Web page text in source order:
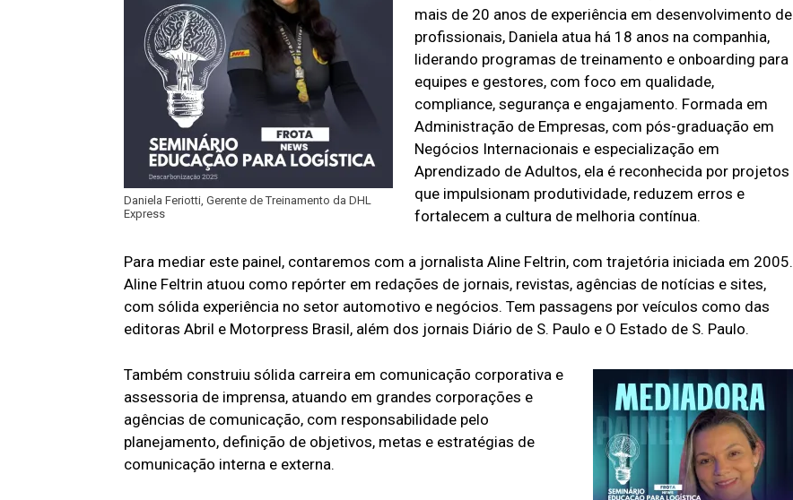
Daniela Feriotti, Gerente de Treinamento da DHL
Express
mais de 20 anos de experiência em desenvolvimento de
profissionais, Daniela atua há 18 anos na companhia,
liderando programas de treinamento e onboarding para
equipes e gestores, com foco em qualidade,
compliance, segurança e engajamento. Formada em
Administração de Empresas, com pós-graduação em
Negócios Internacionais e especialização em
Aprendizado de Adultos, ela é reconhecida por projetos
que impulsionam produtividade, reduzem erros e
fortalecem a cultura de melhoria contínua.
Para mediar este painel, contaremos com a jornalista Aline Feltrin, com trajetória iniciada em 2005.
Aline Feltrin atuou como repórter em redações de jornais, revistas, agências de notícias e sites,
com sólida experiência no setor automotivo e negócios. Tem passagens por veículos como das
editoras Abril e Motorpress Brasil, além dos jornais Diário de S. Paulo e O Estado de S. Paulo.
Também construiu sólida carreira em comunicação corporativa e
assessoria de imprensa, atuando em grandes corporações e
agências de comunicação, com responsabilidade pelo
planejamento, definição de objetivos, metas e estratégias de
comunicação interna e externa.